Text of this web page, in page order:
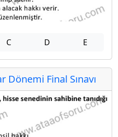
C D E
Dönemi Final Sınavı